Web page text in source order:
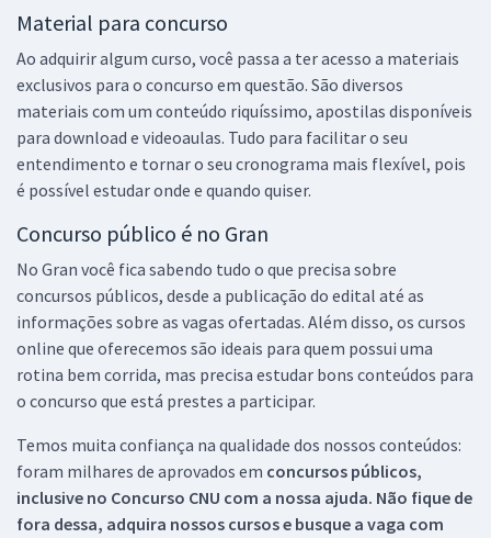
Material para concurso
Ao adquirir algum curso, você passa a ter acesso a materiais
exclusivos para o concurso em questão. São diversos
materiais com um conteúdo riquíssimo, apostilas disponíveis
para download e videoaulas. Tudo para facilitar o seu
entendimento e tornar o seu cronograma mais flexível, pois
é possível estudar onde e quando quiser.
Concurso público é no Gran
No Gran você fica sabendo tudo o que precisa sobre
concursos públicos, desde a publicação do edital até as
informações sobre as vagas ofertadas. Além disso, os cursos
online que oferecemos são ideais para quem possui uma
rotina bem corrida, mas precisa estudar bons conteúdos para
o concurso que está prestes a participar.
Temos muita confiança na qualidade dos nossos conteúdos:
foram milhares de aprovados em concursos públicos,
inclusive no Concurso CNU com a nossa ajuda. Não fique de
fora dessa, adquira nossos cursos e busque a vaga com